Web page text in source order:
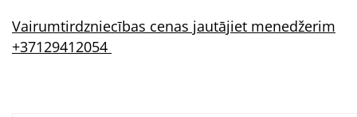
Vairumtirdzniecības cenas jautājiet menedžerim
+37129412054